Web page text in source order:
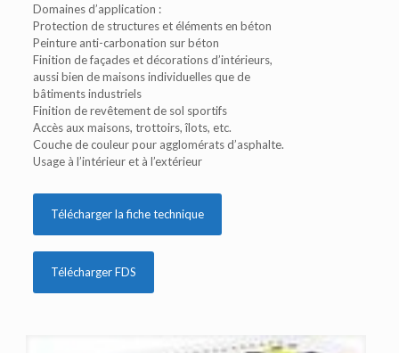
Domaines d’application :
Protection de structures et éléments en béton
Peinture anti-carbonation sur béton
Finition de façades et décorations d’intérieurs,
aussi bien de maisons individuelles que de
bâtiments industriels
Finition de revêtement de sol sportifs
Accès aux maisons, trottoirs, îlots, etc.
Couche de couleur pour agglomérats d’asphalte.
Usage à l’intérieur et à l’extérieur
Télécharger la fiche technique
Télécharger FDS